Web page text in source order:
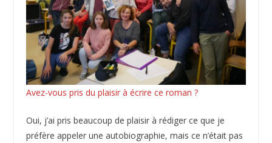
Avez-vous pris du plaisir à écrire ce roman ?
Oui, j’ai pris beaucoup de plaisir à rédiger ce que je
préfère appeler une autobiographie, mais ce n’était pas